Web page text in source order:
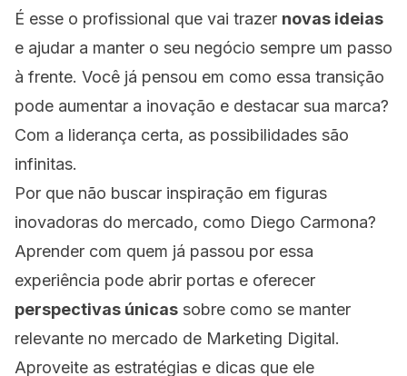
É esse o profissional que vai trazer novas ideias
e ajudar a manter o seu negócio sempre um passo
à frente. Você já pensou em como essa transição
pode aumentar a inovação e destacar sua marca?
Com a liderança certa, as possibilidades são
infinitas.
Por que não buscar inspiração em figuras
inovadoras do mercado, como Diego Carmona?
Aprender com quem já passou por essa
experiência pode abrir portas e oferecer
perspectivas únicas sobre como se manter
relevante no mercado de Marketing Digital.
Aproveite as estratégias e dicas que ele